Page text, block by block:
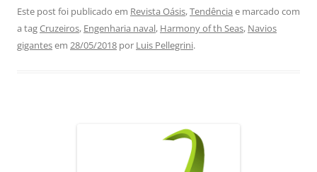
c
e
at
s
k
e
e
gr
ai
l
ar
e
Este post foi publicado em Revista Oásis,Tendência e marcado com
a tagCruzeiros, Engenharia naval, Harmony of th Seas, Navios
gigantesem 28/05/2018 por Luis Pellegrini.